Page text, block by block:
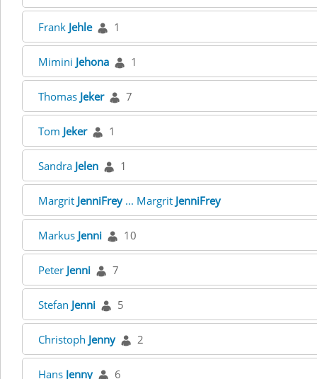
Frank Jehle 1
Mimini Jehona 1
Thomas Jeker 7
Tom Jeker 1
Sandra Jelen 1
Margrit JenniFrey... Margrit JenniFrey
Markus Jenni 10
Peter Jenni 7
Stefan Jenni 5
Christoph Jenny 2
Hans Jenny 6